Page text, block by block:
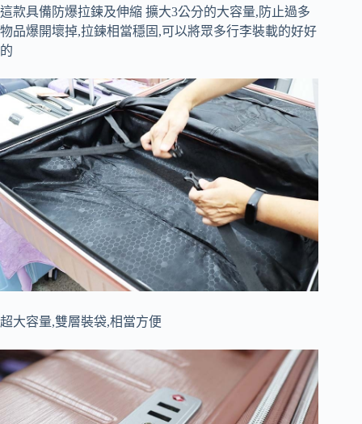
這款具備防爆拉鍊及伸縮 擴大3公分的大容量,防止過多
物品爆開壞掉,拉鍊相當穩固,可以將眾多行李裝載的好好
的
超大容量,雙層裝袋,相當方便